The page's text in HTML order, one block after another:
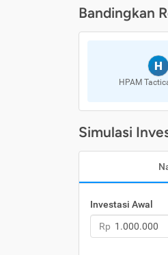
Bandingkan
H
HPAM
Simulasi
Investasi Awal
Rp